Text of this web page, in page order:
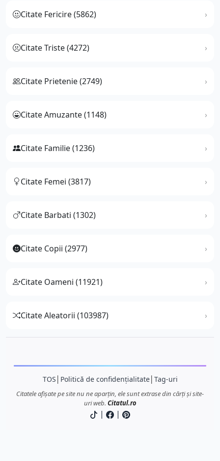
Citate Fericire (5862)
Citate Triste (4272)
Citate Prietenie (2749)
Citate Amuzante (1148)
Citate Familie (1236)
Citate Femei (3817)
Citate Barbati (1302)
Citate Copii (2977)
Citate Oameni (11921)
Citate Aleatorii (103987)
TOS Politică de confidențialitate│ Tag-uri
Citatele afișate pe site nu ne aparțin, ele sunt extrase din cărți și site-
uri web. Citatul.ro
| |